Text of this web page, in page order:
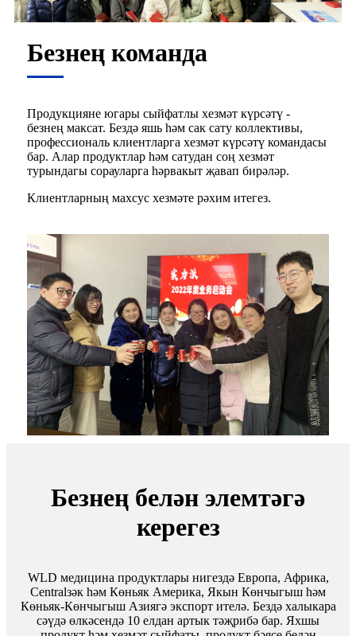
Безнең команда
Продукцияне югары сыйфатлы хезмәт күрсәтү -
безнең максат. Бездә яшь һәм сак сату коллективы,
профессиональ клиентларга хезмәт күрсәтү командасы
бар. Алар продуктлар һәм сатудан соң хезмәт
турындагы сорауларга һәрвакыт җавап бирәләр.
Клиентларның махсус хезмәте рәхим итегез.
Безнең белән элемтәгә
керегез
WLD медицина продуктлары нигездә Европа, Африка,
Centralзәк һәм Көньяк Америка, Якын Көнчыгыш һәм
Көньяк-Көнчыгыш Азиягә экспорт ителә. Бездә халыкара
сәүдә өлкәсендә 10 елдан артык тәҗрибә бар. Яхшы